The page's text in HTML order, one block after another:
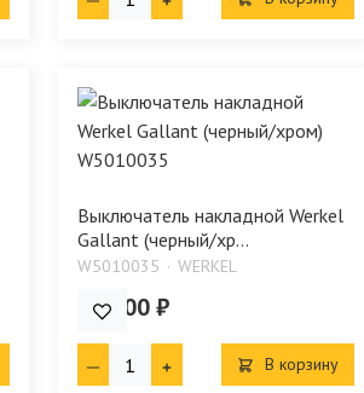
Выключатель накладной Werkel
Gallant (черный/хр...
W5010035 WERKEL
584.00 ₽
В корзину